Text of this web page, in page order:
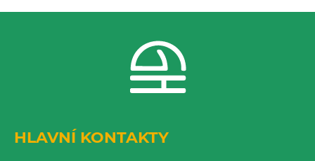
HLAVNÍ KONTAKTY